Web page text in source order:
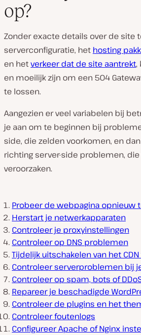
op?
Zonder exacte details over de site
serverconfiguratie, het hosting
en hetverkeer dat de site aantrekt,
en moeilijk zijn om een 504
te lossen.
Aangezien er veel variabelen bij
je aan om te beginnen bij
side, die zelden voorkomen, en
richting server-side problemen,
veroorzaken.
Probeer de webpagina opnieuw
Herstart je netwerkapparaten
Controleer je proxyinstellingen
Controleer op DNS problemen
Tijdelijk uitschakelen van het
Controleer serverproblemen bij
Controleer op spam, bots of
Repareer je beschadigde
Controleer de plugins en het
Controleer foutenlogs
Configureer Apache of Nginx